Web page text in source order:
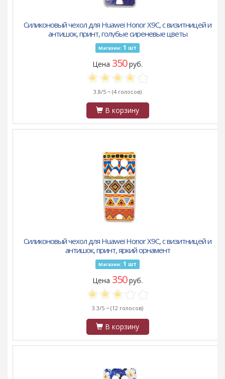
Силиконовый чехол для Huawei Honor X9C, с визитницей и
антишок, принт, голубые сиреневые цветы
Магазин: 1 шт
Цена 350руб.
3.8/5 ~ (4 голосов)
В корзину
Силиконовый чехол для Huawei Honor X9C, с визитницей и
антишок, принт, яркий орнамент
Магазин: 1 шт
Цена 350руб.
3.3/5 ~ (12 голосов)
В корзину